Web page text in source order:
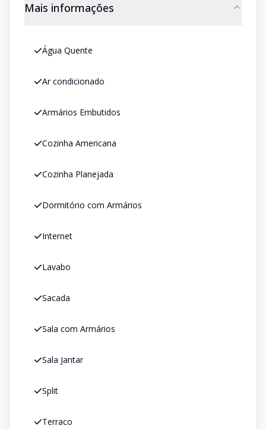
Mais informações
Água Quente
Ar condicionado
Armários Embutidos
Cozinha Americana
Cozinha Planejada
Dormitório com Armários
Internet
Lavabo
Sacada
Sala com Armários
Sala Jantar
Split
Terraco